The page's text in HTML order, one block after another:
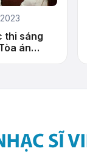
thi sáng
án